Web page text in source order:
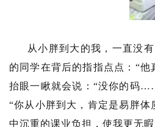
从小胖到大的我，一直没
的同学在背后的指指点点：“
抬眼一瞅就会说：“没你的码
“你从小胖到大，肯定是易胖
中沉重的课业负担，使我更无